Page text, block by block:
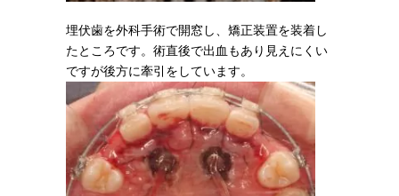
埋伏歯を外科手術で開窓し、矯正装置を装着し
たところです。術直後で出血もあり見えにくい
ですが後方に牽引をしています。